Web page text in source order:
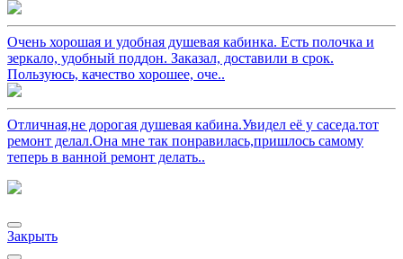
Очень хорошая и удобная душевая кабинка. Есть полочка и
зеркало, удобный поддон. Заказал, доставили в срок.
Пользуюсь, качество хорошее, оче..
Отличная,не дорогая душевая кабина.Увидел её у саседа.тот
ремонт делал.Она мне так понравилась,пришлось самому
теперь в ванной ремонт делать..
Закрыть